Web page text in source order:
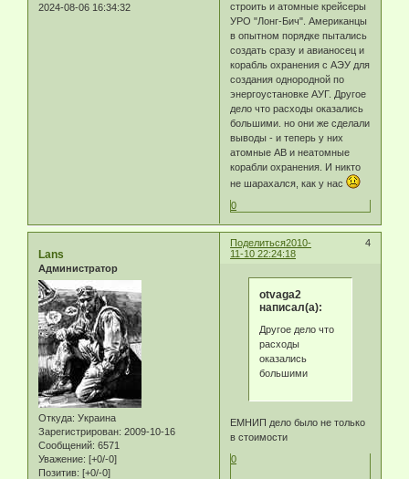
2024-08-06 16:34:32
строить и атомные крейсеры
УРО "Лонг-Бич". Американцы
в опытном порядке пытались
создать сразу и авианосец и
корабль охранения с АЭУ для
создания однородной по
энергоустановке АУГ. Другое
дело что расходы оказались
большими. но они же сделали
выводы - и теперь у них
атомные АВ и неатомные
корабли охранения. И никто
не шарахался, как у нас
0
Поделиться 4
2010-
11-10 22:24:18
Lans
Администратор
Откуда: Украина
Зарегистрирован: 2009-10-16
Сообщений: 6571
Уважение: [+0/-0]
Позитив: [+0/-0]
otvaga2
написал(а):
Другое дело что
расходы
оказались
большими
ЕМНИП дело было не только
в стоимости
0